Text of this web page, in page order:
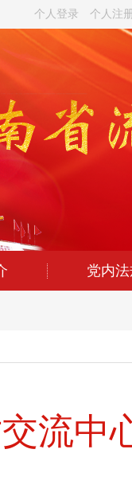
个人登录 个人注
党内
流中